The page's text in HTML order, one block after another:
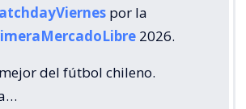
por la
2026.
del fútbol chileno.